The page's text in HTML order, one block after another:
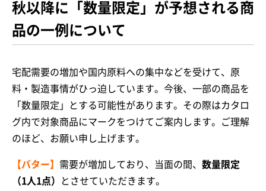
秋以降に「数量限定」が予想される商
品の一例について
宅配需要の増加や国内原料への集中などを受けて、原
料・製造事情がひっ迫しています。今後、一部の商品を
「数量限定」とする可能性があります。その際はカタロ
グ内で対象商品にマークをつけてご案内します。ご理解
のほど、お願い申し上げます。
【バター】 需要が増加しており、当面の間、 数量限定
（1人1点）
とさせていただきます。